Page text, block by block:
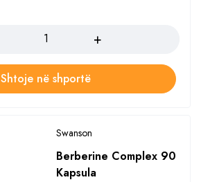
Shtoje në shportë
Swanson
Berberine Complex 90
Kapsula